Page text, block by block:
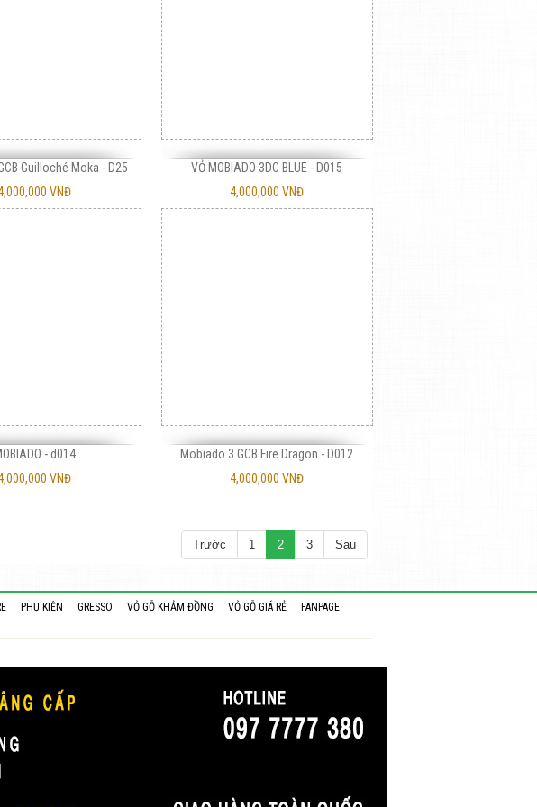
Guilloché Moka - D25
VNĐ
VỎ MOBIADO 3DC BLUE - D015
4,000,000 VNĐ
- d014
VNĐ
Mobiado 3 GCB Fire Dragon - D012
4,000,000 VNĐ
Trước 1 2 3 Sau
PHỤ KIỆN GRESSO VỎ GỖ KHẢM ĐỒNG VỎ GỖ GIÁ RẺ FANPAGE